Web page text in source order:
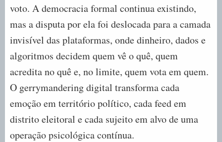
voto. A democracia formal continua existindo,
mas a disputa por ela foi deslocada para a camada
invisível das plataformas, onde dinheiro, dados e
algoritmos decidem quem vê o quê, quem
acredita no quê e, no limite, quem vota em quem.
O gerrymandering digital transforma cada
emoção em território político, cada feed em
distrito eleitoral e cada sujeito em alvo de uma
operação psicológica contínua.